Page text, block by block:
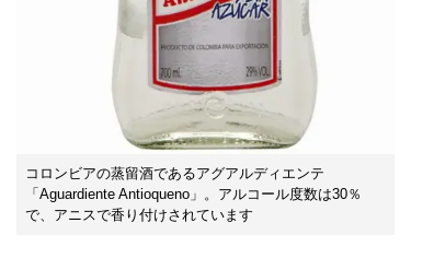
コロンビアの蒸留酒であるアグアルディエンテ
「Aguardiente Antioqueno」。アルコール度数は30％
で、アニスで香り付けされています